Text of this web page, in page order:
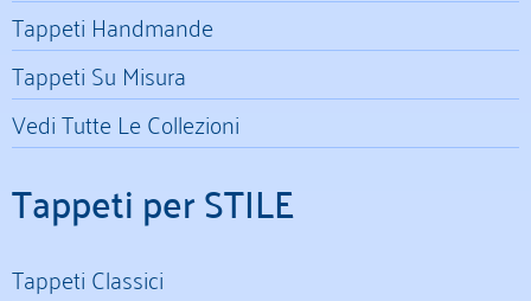
Tappeti Handmande
Tappeti Su Misura
Vedi Tutte Le Collezioni
Tappeti per STILE
Tappeti Classici